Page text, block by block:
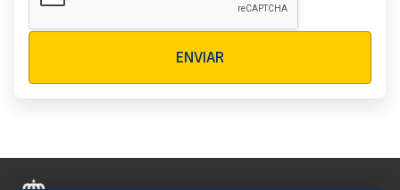
ENVIAR